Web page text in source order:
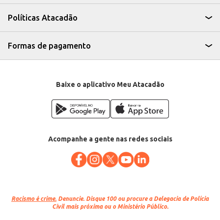
com taninos mais presentes.
Incorpore em saladas, adicionando um toque de sabor marcante.
O Queijo Gorgonzola Gran Mestri, vendido por quilo na peça, representa
Sua apresentação e sabor marcante contribuem para uma experiência
gastronômica diferenciada para seus clientes.
Marca: Gran Mestri
Políticas Atacadão
Formas de pagamento
Baixe o aplicativo Meu Atacadão
Acompanhe a gente nas redes sociais
Racismo é crime. Denuncie. Disque 100 ou procure a Delegacia de Polícia
Civil mais próxima ou o Ministério Público.